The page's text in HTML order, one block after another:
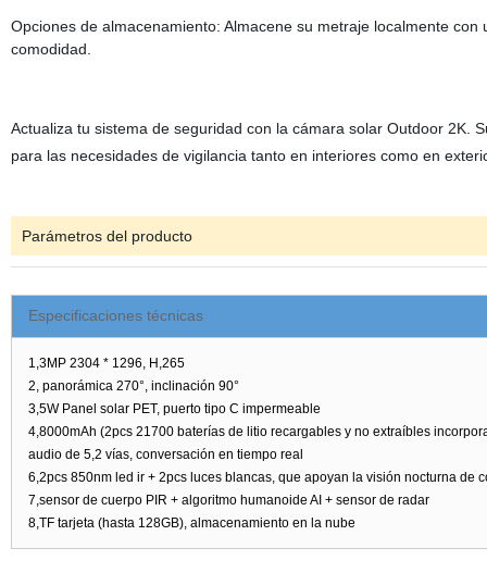
Opciones de almacenamiento: Almacene su metraje localmente
comodidad.
Actualiza tu sistema de seguridad con la cámara solar Outdoor 2K.
para las necesidades de vigilancia tanto en interiores como en
Parámetros del producto
Especificaciones técnicas
1,3MP 2304 * 1296, H,265
2, panorámica 270°, inclinación 90°
3,5W Panel solar PET, puerto tipo C impermeable
4,8000mAh (2pcs 21700 baterías de litio recargables y no extraíbles
audio de 5,2 vías, conversación en tiempo real
6,2pcs 850nm led ir + 2pcs luces blancas, que apoyan la visión
7,sensor de cuerpo PIR + algoritmo humanoide AI + sensor de radar
8,TF tarjeta (hasta 128GB), almacenamiento en la nube